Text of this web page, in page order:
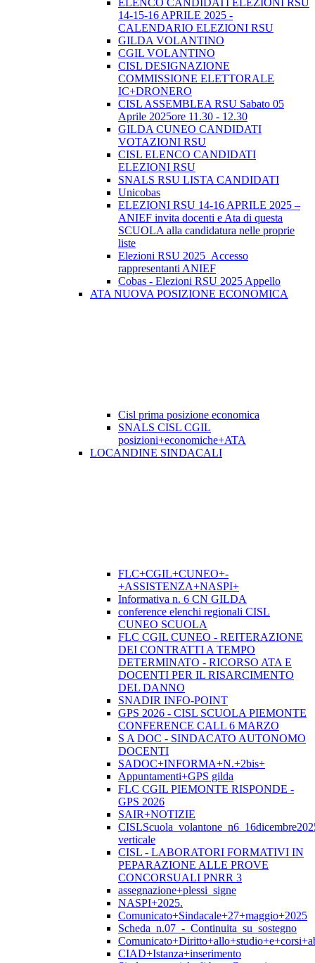
ELENCO CANDIDATI ELEZIONI RSU
14-15-16 APRILE 2025 -
CALENDARIO ELEZIONI RSU
GILDA VOLANTINO
CGIL VOLANTINO
CISL DESIGNAZIONE
COMMISSIONE ELETTORALE
IC+DRONERO
CISL ASSEMBLEA RSU Sabato 05
Aprile 2025ore 11.30 - 12.30
GILDA CUNEO CANDIDATI
VOTAZIONI RSU
CISL ELENCO CANDIDATI
ELEZIONI RSU
SNALS RSU LISTA CANDIDATI
Unicobas
ELEZIONI RSU 14-16 APRILE 2025 –
ANIEF invita docenti e Ata di questa
SCUOLA alla candidatura nelle proprie
liste
Elezioni RSU 2025_Accesso
rappresentanti ANIEF
Cobas - Elezioni RSU 2025 Appello
ATA NUOVA POSIZIONE ECONOMICA
Cisl prima posizione economica
SNALS CISL CGIL
posizioni+economiche+ATA
LOCANDINE SINDACALI
FLC+CGIL+CUNEO+-
+ASSISTENZA+NASPI+
Informativa n. 6 CN GILDA
conference elenchi regionali CISL
CUNEO SCUOLA
FLC CGIL CUNEO - REITERAZIONE
DEI CONTRATTI A TEMPO
DETERMINATO - RICORSO ATA E
DOCENTI PER IL RISARCIMENTO
DEL DANNO
SNADIR INFO-POINT
GPS 2026 - CISL SCUOLA PIEMONTE
CONFERENCE CALL 6 MARZO
S A DOC - SINDACATO AUTONOMO
DOCENTI
SADOC+INFORMA+N.+2bis+
Appuntamenti+GPS gilda
FLC CGIL PIEMONTE RISPONDE -
GPS 2026
SAIR+NOTIZIE
verticale
CISL - LABORATORI FORMATIVI IN
PEPARAZIONE ALLE PROVE
CONCORSUALI PNRR 3
assegnazione+plessi_signe
NASPI+2025.
Comunicato+Sindacale+27+maggio+2025
Scheda_n.07_-_Continuita_su_sostegno
CIAD+Istanza+inserimento